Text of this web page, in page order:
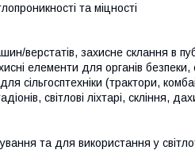
та міцності
верстатів, захисне склання в
елементи для органів безпеки,
сільгосптехніки (трактори,
світлові ліхтарі, скління,
та для використання у